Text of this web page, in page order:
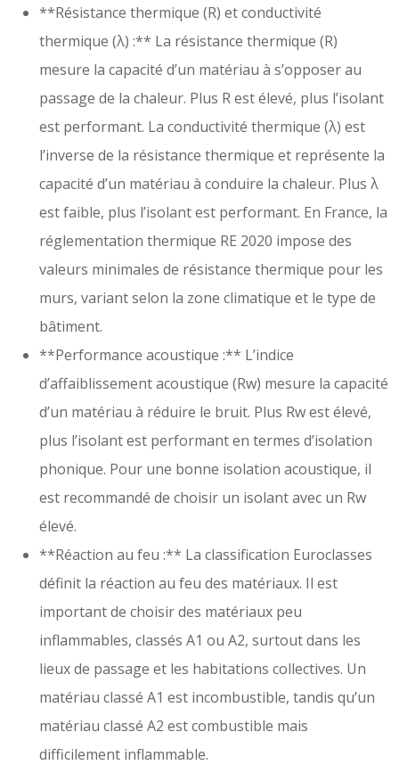
**Résistance thermique (R) et conductivité
thermique (λ) :** La résistance thermique (R)
mesure la capacité d’un matériau à s’opposer au
passage de la chaleur. Plus R est élevé, plus l’isolant
est performant. La conductivité thermique (λ) est
l’inverse de la résistance thermique et représente la
capacité d’un matériau à conduire la chaleur. Plus λ
est faible, plus l’isolant est performant. En France, la
réglementation thermique RE 2020 impose des
valeurs minimales de résistance thermique pour les
murs, variant selon la zone climatique et le type de
bâtiment.
**Performance acoustique :** L’indice
d’affaiblissement acoustique (Rw) mesure la capacité
d’un matériau à réduire le bruit. Plus Rw est élevé,
plus l’isolant est performant en termes d’isolation
phonique. Pour une bonne isolation acoustique, il
est recommandé de choisir un isolant avec un Rw
élevé.
**Réaction au feu :** La classification Euroclasses
définit la réaction au feu des matériaux. Il est
important de choisir des matériaux peu
inflammables, classés A1 ou A2, surtout dans les
lieux de passage et les habitations collectives. Un
matériau classé A1 est incombustible, tandis qu’un
matériau classé A2 est combustible mais
difficilement inflammable.